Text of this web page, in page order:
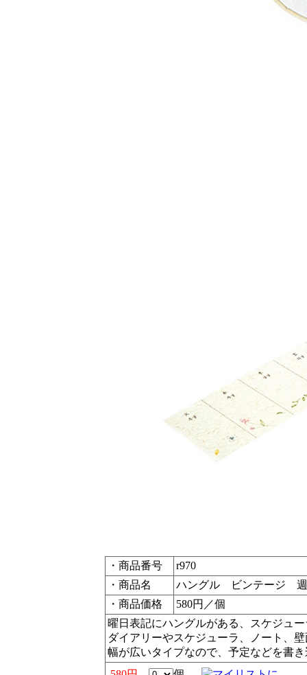
・商品番号
r970
・商品名
ハングル ビンテージ 週
・商品価格
580円／個
曜日表記にハングルがある、スケジュ
ダイアリーやスケジューラ、ノート、
幅が広いタイプなので、予定などを書